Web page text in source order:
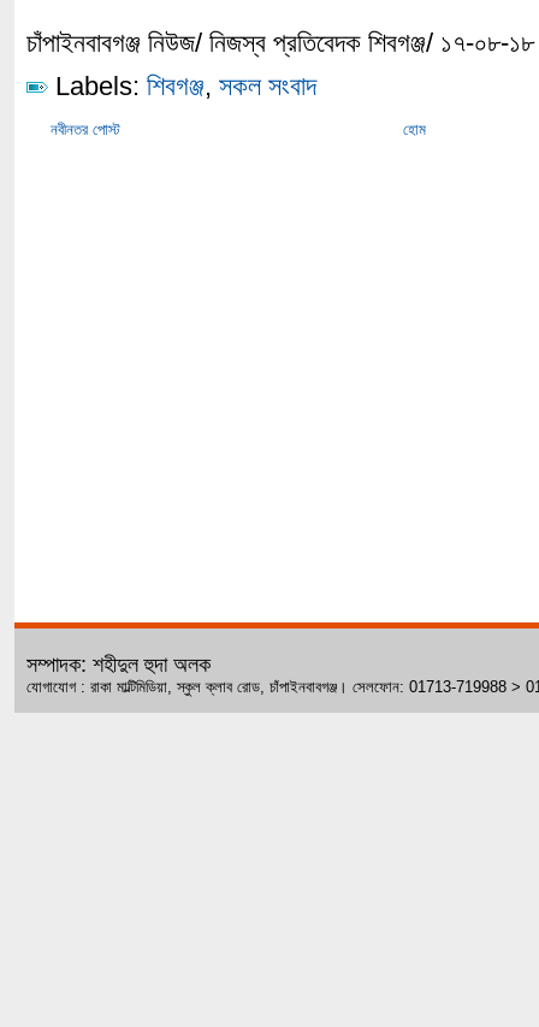
চাঁপাইনবাবগঞ্জ নিউজ/ নিজস্ব প্রতিবেদক শিবগঞ্জ/ ১৭-০৮-১৮
Labels: শিবগঞ্জ, সকল সংবাদ
নবীনতর পোস্ট হোম
সম্পাদক: শহীদুল হুদা অলক
যোগাযোগ : রাকা মাল্টিমিডিয়া, স্কুল ক্লাব রোড, চাঁপাইনবাবগঞ্জ। সেলফোন: 01713-